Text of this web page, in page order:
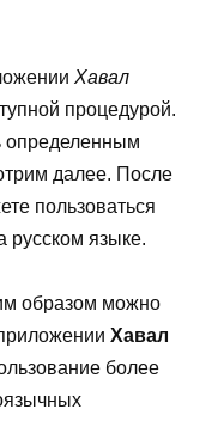
Хавал
процедурой.
определенным
далее. После
пользоваться
языке.
образом можно
Хавал
более